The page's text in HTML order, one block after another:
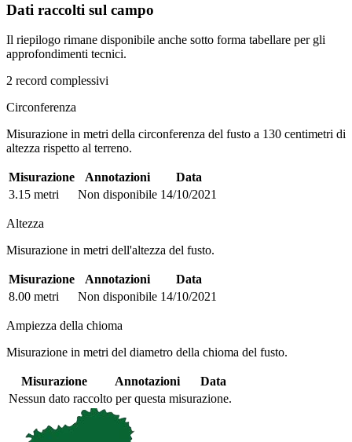
Dati raccolti sul campo
Il riepilogo rimane disponibile anche sotto forma tabellare per gli
approfondimenti tecnici.
2 record complessivi
Circonferenza
Misurazione in metri della circonferenza del fusto a 130 centimetri di
altezza rispetto al terreno.
Misurazione Annotazioni
Data
3.15 metri
Non disponibile 14/10/2021
Altezza
Misurazione in metri dell'altezza del fusto.
Misurazione Annotazioni
Data
8.00 metri
Non disponibile 14/10/2021
Ampiezza della chioma
Misurazione in metri del diametro della chioma del fusto.
Misurazione Annotazioni
Data
Nessun dato raccolto per questa misurazione.